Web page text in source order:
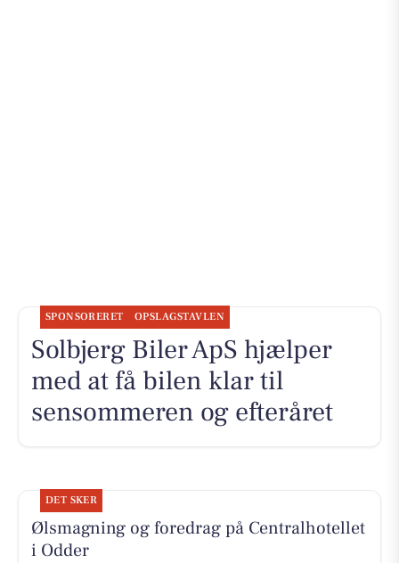
SPONSORERET OPSLAGSTAVLEN
Solbjerg Biler ApS hjælper
med at få bilen klar til
sensommeren og efteråret
DET SKER
Ølsmagning og foredrag på Centralhotellet
i Odder